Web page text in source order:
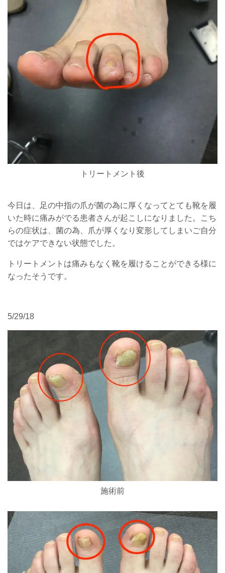
トリートメント後
今日は、足の中指の爪が菌の為に厚くなってとても靴を履
いた時に痛みがでる患者さんが起こしになりました。こち
らの症状は、菌の為、爪が厚くなり変形してしまいご自分
ではケアできない状態でした。
トリートメントは痛みもなく靴を履けることができる様に
なったそうです。
5/29/18
施術前